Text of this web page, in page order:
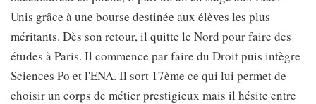
Unis grâce à une bourse destinée aux élèves les plus
méritants. Dès son retour, il quitte le Nord pour faire des
études à Paris. Il commence par faire du Droit puis intègre
Sciences Po et l'ENA. Il sort 17ème ce qui lui permet de
choisir un corps de métier prestigieux mais il hésite entre